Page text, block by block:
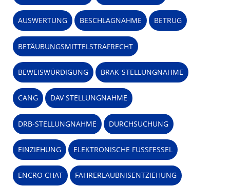
AUSWERTUNG BESCHLAGNAHME BETRUG
BETÄUBUNGSMITTELSTRAFRECHT
BEWEISWÜRDIGUNG BRAK-STELLUNGNAHME
CANG DAV STELLUNGNAHME
DRB-STELLUNGNAHME DURCHSUCHUNG
EINZIEHUNG ELEKTRONISCHE FUSSFESSEL
ENCRO CHAT FAHRERLAUBNISENTZIEHUNG